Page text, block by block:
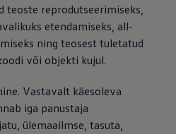
teoste reprodutseerimiseks,
etendamiseks, all-
ning teosest tuletatud
või objekti kujul.
Vastavalt käesoleva
iga panustaja
ülemaailmse, tasuta,